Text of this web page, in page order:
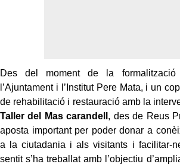
Des del moment de la
l’Ajuntament i l’Institut Pere Mata, i un
de rehabilitació i restauració amb la
Taller del Mas carandell , des de Reus
aposta important per poder donar a
a la ciutadania i als visitants i facilitar-
sentit s’ha treballat amb l’objectiu